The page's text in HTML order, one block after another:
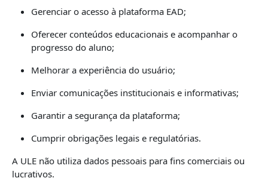
Gerenciar o acesso à plataforma EAD;
Oferecer conteúdos educacionais e acompanhar o
progresso do aluno;
Melhorar a experiência do usuário;
Enviar comunicações institucionais e informativas;
Garantir a segurança da plataforma;
Cumprir obrigações legais e regulatórias.
A ULE não utiliza dados pessoais para fins comerciais ou
lucrativos.